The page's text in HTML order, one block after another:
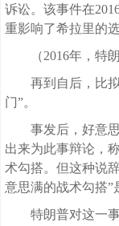
诉讼。该事件在
重影响了希拉里的选
（2016年，特
再到自后，比
门”。
事发后，好意
出来为此事辩论，
术勾搭。但这种说
意思满的战术勾搭”
特朗普对这一